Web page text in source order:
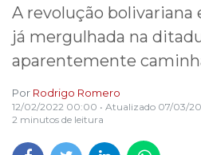
A revolução bolivariana
já mergulhada na
aparentemente
Por Rodrigo Romero
12/02/2022 00:00 • Atualizado 07/03/
2 minutos de leitura